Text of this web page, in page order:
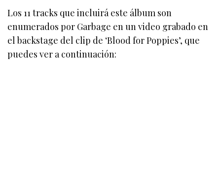
Los 11 tracks que incluirá este álbum son
enumerados por Garbage en un video grabado en
el backstage del clip de ‘Blood for Poppies’, que
puedes ver a continuación: